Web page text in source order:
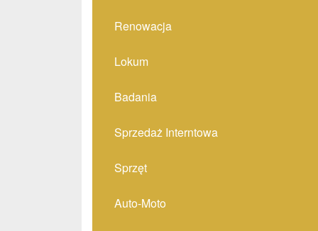
Renowacja
Lokum
Badania
Sprzedaż Interntowa
Sprzęt
Auto-Moto